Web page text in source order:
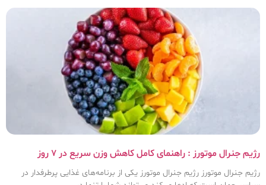
رژیم جنرال موتورز : راهنمای کامل کاهش وزن سریع در ۷ روز
رژیم جنرال موتورز رژیم جنرال موتورز یکی از برنامه‌های غذایی پرطرفدار در